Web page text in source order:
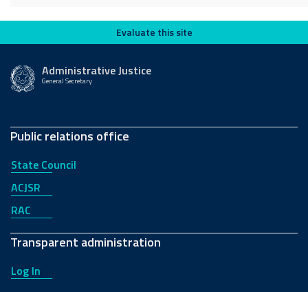
Evaluate this siteEvaluate this site
Administrative Justice
General Secretary
Public relations office
State Council
ACJSR
RAC
Transparent administration
Log In